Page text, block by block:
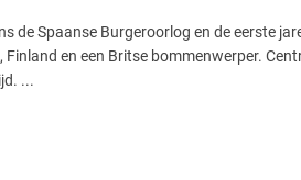
Spaanse Burgeroorlog en de eerste
en een Britse bommenwerper.
...